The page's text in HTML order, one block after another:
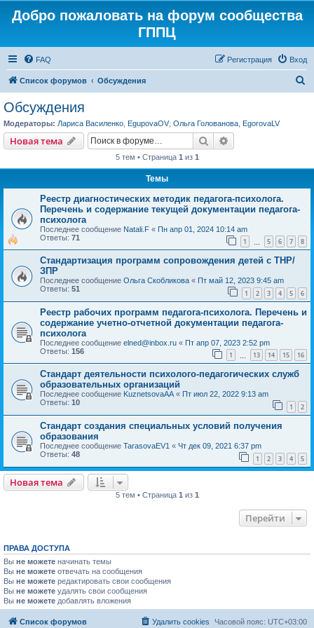
Добро пожаловать на форум сообщества
ГППЦ
FAQ Вход
Регистрация
Список форумов Обсуждения
Обсуждения
Модераторы: Лариса Василенко EgupovaOV, Ольга Голованова EgorovaLV
Новая тема Поиск
5 тем • Страница 1 из 1
Темы
Реестр диагностических методик педагога-психолога.
Перечень и содержание текущей документации педагога-
психолога
Последнее сообщение Natali.F « Пн апр 01, 2024 10:14 am
Ответы: 71 1 5 6 7 8
Стандартизация программ сопровождения детей с ТНР/
ЗПР
Последнее сообщение Ольга Скобликова « Пт май 12, 2023 9:45 am
Ответы: 51 1 2 3 4 5 6
Реестр рабочих программ педагога-психолога. Перечень и
содержание учетно-отчетной документации педагога-
психолога
Последнее сообщение elned@inbox.ru « Пт апр 07, 2023 2:52 pm
Ответы: 156 1 13 14 15 16
Стандарт деятельности психолого-педагогических служб
образовательных организаций
Последнее сообщение KuznetsovaAA« Пт июл 22, 2022 9:13 am
Ответы: 10 1 2
Стандарт создания специальных условий получения
образования
Последнее сообщение TarasovaEV1 « Чт дек 09, 2021 6:37 pm
Ответы: 48 1 2 3 4 5
Новая тема
5 тем • Страница 1 из 1
Перейти
ПРАВА ДОСТУПА
Вы не можете начинать темы
Вы не можете отвечать на сообщения
Вы не можете редактировать свои сообщения
Вы не можете удалять свои сообщения
Вы не можете добавлять вложения
Список форумов Часовой пояс: UTC+03:00
Удалить cookies